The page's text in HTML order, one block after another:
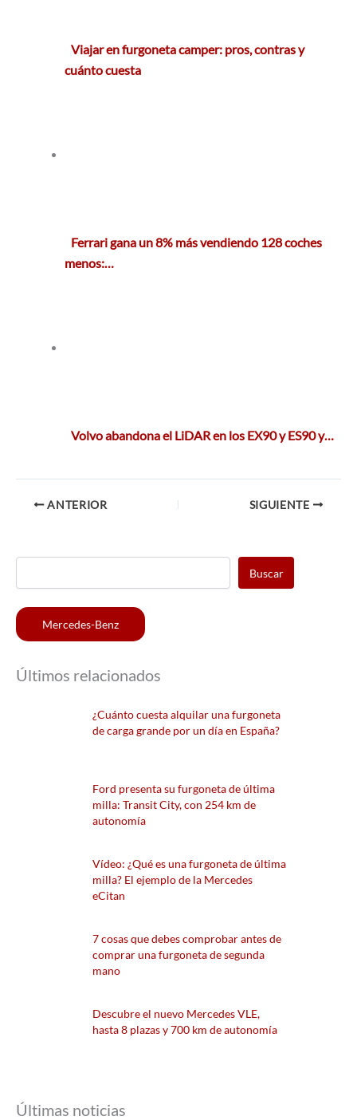
Viajar en furgoneta camper: pros, contras y
cuánto cuesta
Ferrari gana un 8% más vendiendo 128 coches
menos:…
Volvo abandona el LiDAR en los EX90 y ES90 y…
ANTERIOR SIGUIENTE
Buscar
Mercedes-Benz
Últimos relacionados
¿Cuánto cuesta alquilar una furgoneta
de carga grande por un día en España?
Ford presenta su furgoneta de última
milla: Transit City, con 254 km de
autonomía
Vídeo: ¿Qué es una furgoneta de última
milla? El ejemplo de la Mercedes
eCitan
7 cosas que debes comprobar antes de
comprar una furgoneta de segunda
mano
Descubre el nuevo Mercedes VLE,
hasta 8 plazas y 700 km de autonomía
Últimas noticias